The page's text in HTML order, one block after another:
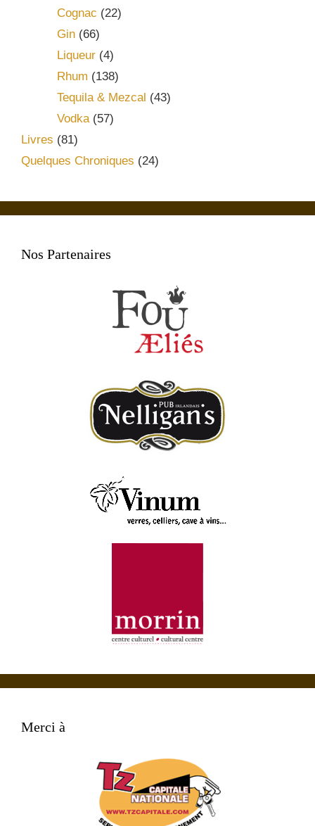
Cognac (22)
Gin (66)
Liqueur (4)
Rhum (138)
Tequila & Mezcal (43)
Vodka(57)
Livres (81)
Quelques Chroniques (24)
Nos Partenaires
Merci à